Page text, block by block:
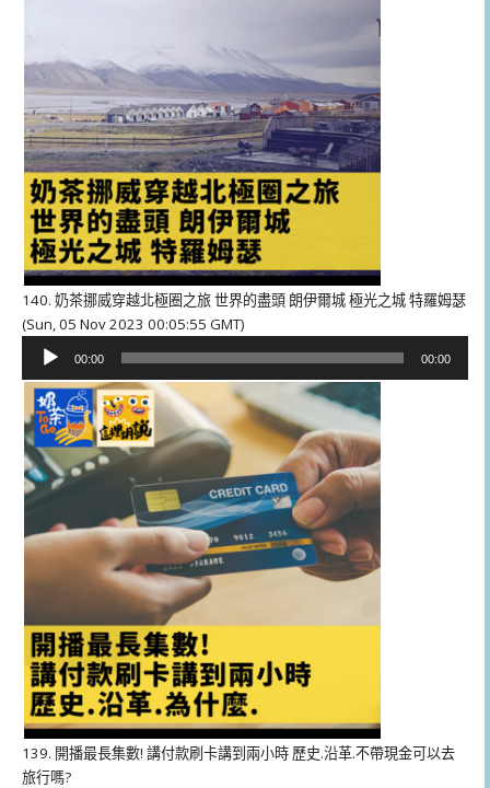
140. 奶茶挪威穿越北極圈之旅 世界的盡頭 朗伊爾城 極光之城 特羅姆瑟
(Sun, 05 Nov 2023 00:05:55 GMT)
播
放
器
00:00 00:00
139. 開播最長集數! 講付款刷卡講到兩小時 歷史.沿革.不帶現金可以去
旅行嗎?